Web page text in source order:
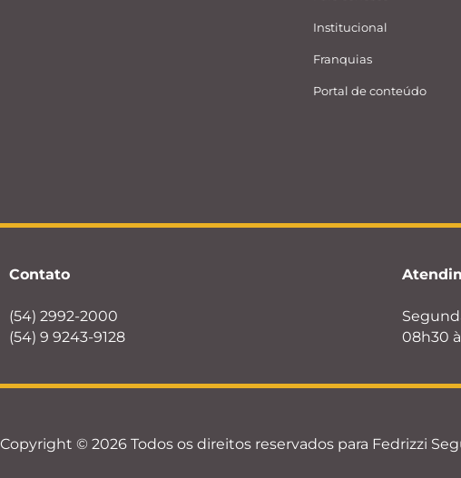
Institucional
Franquias
Portal de conteúdo
Contato
(54) 2992-2000
(54) 9 9243-9128
08h30
Copyright © 2026 Todos os direitos reservados para Fedrizzi